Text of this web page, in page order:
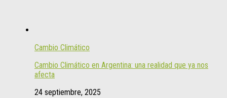
Cambio Climático
Cambio Climático en Argentina: una realidad que ya nos
afecta
24 septiembre, 2025